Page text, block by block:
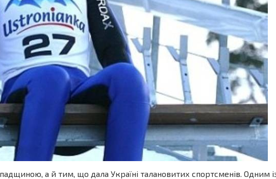
а й тим, що дала Україні талановитих спортсменів. Одним